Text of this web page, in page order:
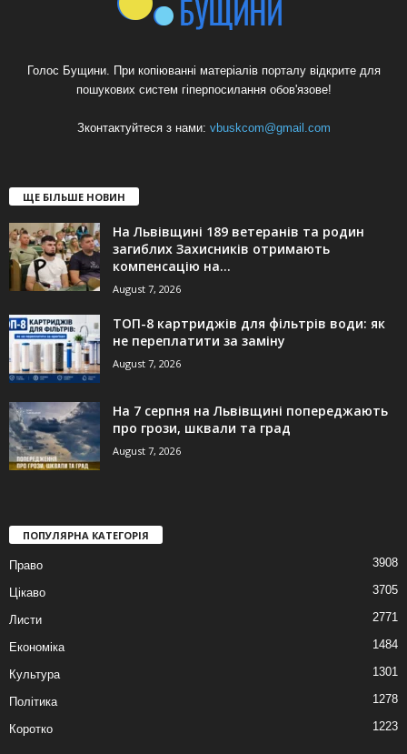
Голос Бущини. При копіюванні матеріалів порталу відкрите для
пошукових систем гіперпосилання обов'язове!
Зконтактуйтеся з нами: vbuskcom@gmail.com
ЩЕ БІЛЬШЕ НОВИН
На Львівщині 189 ветеранів та родин
загиблих Захисників отримають
компенсацію на...
August 7, 2026
ТОП-8 картриджів для фільтрів води: як
не переплатити за заміну
August 7, 2026
На 7 серпня на Львівщині попереджають
про грози, шквали та град
August 7, 2026
ПОПУЛЯРНА КАТЕГОРІЯ
Право 3908
Цікаво 3705
Листи 2771
Економіка 1484
Культура 1301
Політика 1278
Коротко 1223